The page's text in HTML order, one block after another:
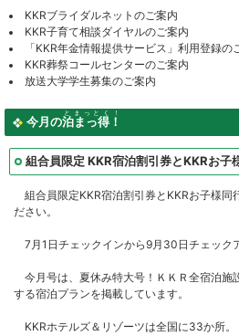
KKRブライダルネットのご案内
KKR子育て相談ダイヤルのご案内
「KKR年金情報提供サービス」利用登録の
KKR葬祭コールセンターのご案内
放送大学学生募集のご案内
今月の泊まっ得！
とまっとく！
組合員限定 KKR宿泊割引券とKKRお子
組合員限定KKR宿泊割引券とKKRお子様同
ださい。
7月1日チェックインから9月30日チェック
今月号は、夏休み特大号！ＫＫＲ全宿泊施
する宿泊プランを掲載しています。
KKRホテルズ＆リゾーツは全国に33か所。